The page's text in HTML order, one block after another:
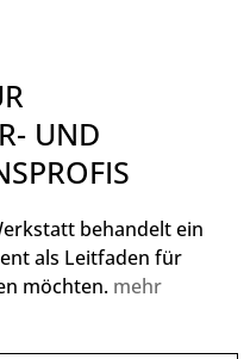
UND
behandelt ein
als Leitfaden für
möchten. mehr